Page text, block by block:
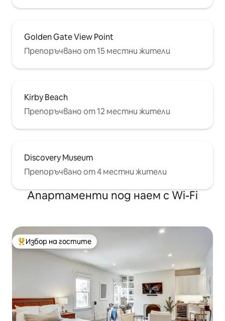
Golden Gate View Point
Препоръчвано от 15 местни жители
Kirby Beach
Препоръчвано от 12 местни жители
Discovery Museum
Препоръчвано от 4 местни жители
Апартаменти под наем с Wi-Fi
Най-популярен избор на гостите
Избор на гостите